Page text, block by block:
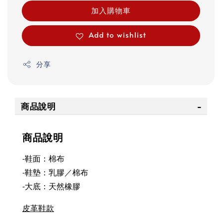
加入購物車
Add to wishlist
分享
商品說明
商品說明
-鞋面：棉布
-鞋墊：乳膠／棉布
-大底：天然橡膠
皮革鞋款